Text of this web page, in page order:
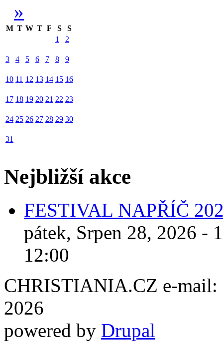
»
M T W T F S
S
1
2
3 4 5 6 7 8 9
10 11 12 13 14 15 16
17 18 19 20 21 22 23
24 25 26 27 28 29 30
31
Nejbližší akce
FESTIVAL NAPŘÍČ
pátek, Srpen 28, 2026 -
12:00
CHRISTIANIA.CZ e-mail:
2026
powered by Drupal